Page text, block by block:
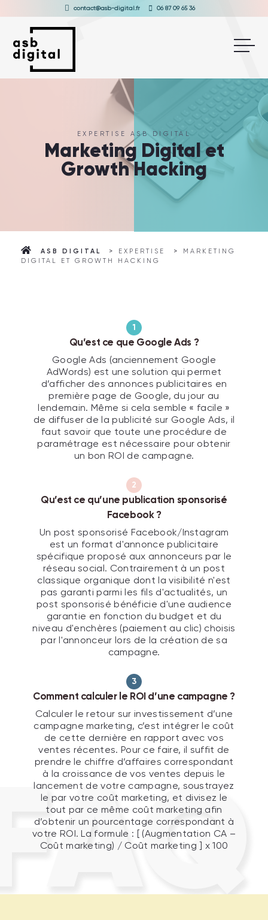
AGENCE DIGITALE À LYON : MARKETING DIGITAL ET
GROWTH HACKING
contact@asb-digital.fr 06 87 09 65 36
EXPERTISE ASB DIGITAL
Marketing Digital et
Growth Hacking
ASB DIGITAL > EXPERTISE >
MARKETING
DIGITAL ET GROWTH HACKING
1
Qu’est ce que Google Ads ?
Google Ads (anciennement Google
AdWords) est une solution qui permet
d’afficher des annonces publicitaires en
première page de Google, du jour au
lendemain. Même si cela semble « facile »
de diffuser de la publicité sur Google Ads, il
faut savoir que toute une procédure de
paramétrage est nécessaire pour obtenir
un bon ROI de campagne.
2
Qu’est ce qu’une publication sponsorisé
Facebook ?
Un post sponsorisé Facebook/Instagram
est un format d'annonce publicitaire
spécifique proposé aux annonceurs par le
réseau social. Contrairement à un post
classique organique dont la visibilité n'est
pas garanti parmi les fils d'actualités, un
post sponsorisé bénéficie d'une audience
garantie en fonction du budget et du
niveau d'enchères (paiement au clic) choisis
par l'annonceur lors de la création de sa
campagne.
3
Comment calculer le ROI d’une campagne ?
Calculer le retour sur investissement d’une
campagne marketing, c’est intégrer le coût
de cette dernière en rapport avec vos
ventes récentes. Pour ce faire, il suffit de
prendre le chiffre d’affaires correspondant
à la croissance de vos ventes depuis le
lancement de votre campagne, soustrayez
le par votre coût marketing, et divisez le
tout par ce même coût marketing afin
d’obtenir un pourcentage correspondant à
votre ROI. La formule : [ (Augmentation CA –
Coût marketing) / Coût marketing ] x 100